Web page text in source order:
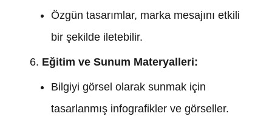
Özgün tasarımlar, marka mesajını etkili
bir şekilde iletebilir.
Eğitim ve Sunum Materyalleri:
Bilgiyi görsel olarak sunmak için
tasarlanmış infografikler ve görseller.